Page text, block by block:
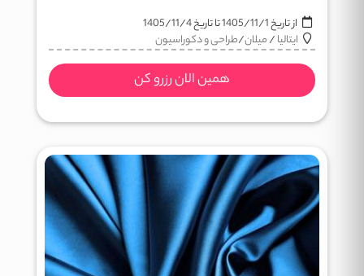
از تاریخ1405/11/1تا تاریخ1405/11/4
ایتالیا/میلان/طراحی و دکوراسیون
همین الان رزرو کن